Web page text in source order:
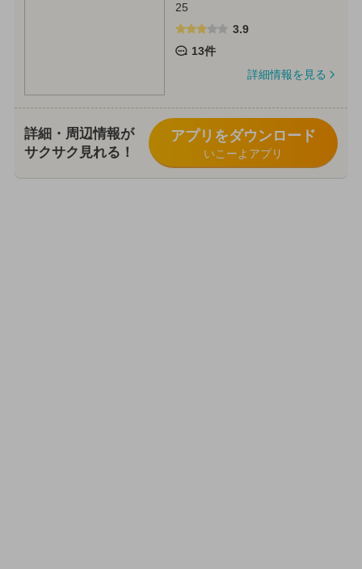
25
3.9
13件
詳細情報を見る
詳細・周辺情報が
サクサク見れる！
アプリをダウンロード
いこーよアプリ